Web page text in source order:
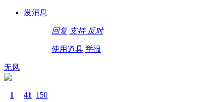
发消息
回复 支持 反对
使用道具 举报
无风
1 41 150